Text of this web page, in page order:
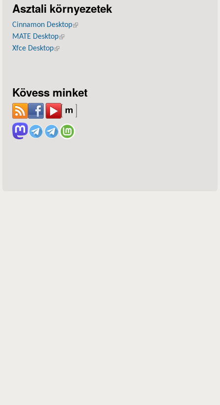
Asztali környezetek
Cinnamon Desktop(külső hivatkozás)
MATE Desktop(külső hivatkozás)
Xfce Desktop(külső hivatkozás)
Kövess minket